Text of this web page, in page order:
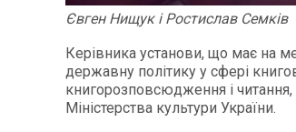
Євген Нищук і Ростислав Семків
Керівника установи, що має на
державну політику у сфері
книгорозповсюдження і
Міністерства культури України.